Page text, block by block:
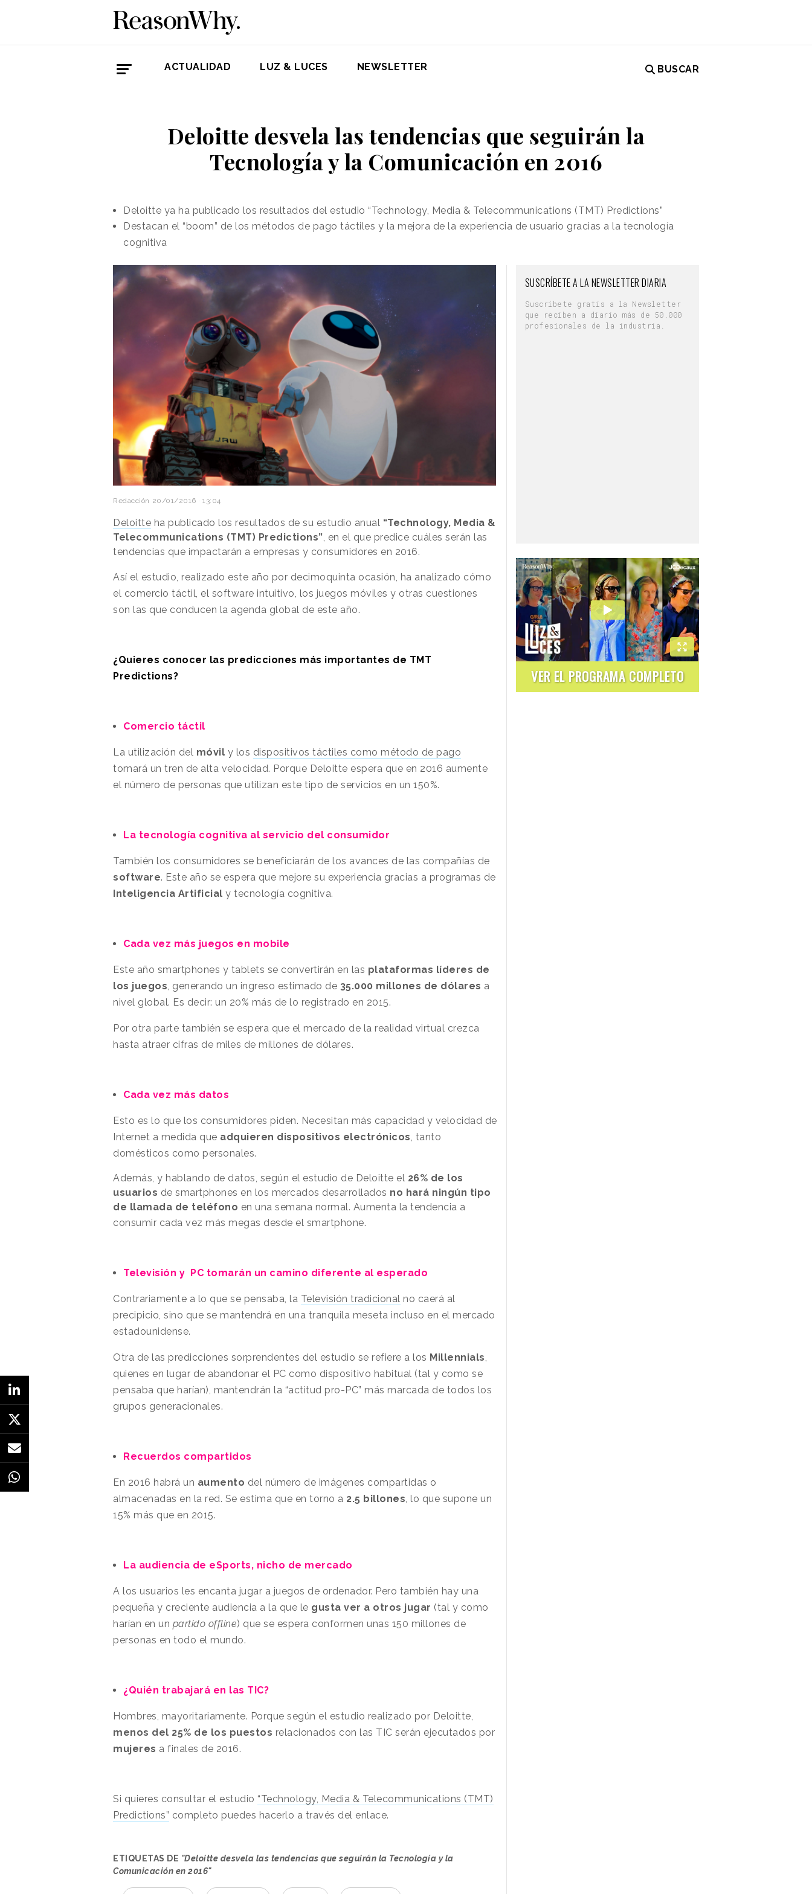
ACTUALIDAD LUZ & LUCES NEWSLETTER BUSCAR
Deloitte desvela las tendencias que seguirán la
Tecnología y la Comunicación en 2016
Deloitte ya ha publicado los resultados del estudio “Technology, Media & Telecommunications (TMT) Predictions”
Destacan el “boom” de los métodos de pago táctiles y la mejora de la experiencia de usuario gracias a la tecnología
cognitiva
Redacción 20/01/2016 · 13:04
Deloitte ha publicado los resultados de su estudio anual “Technology, Media &
Telecommunications (TMT) Predictions” , en el que predice cuáles serán las
tendencias que impactarán a empresas y consumidores en 2016.
Así el estudio, realizado este año por decimoquinta ocasión, ha analizado cómo
el comercio táctil, el software intuitivo, los juegos móviles y otras cuestiones
son las que conducen la agenda global de este año.
¿Quieres conocer las predicciones más importantes de TMT
Predictions?
Comercio táctil
La utilización del móvil y los dispositivos táctiles como método de pago
tomará un tren de alta velocidad. Porque Deloitte espera que en 2016 aumente
el número de personas que utilizan este tipo de servicios en un 150%.
La tecnología cognitiva al servicio del consumidor
También los consumidores se beneficiarán de los avances de las compañías de
software. Este año se espera que mejore su experiencia gracias a programas de
Inteligencia Artificial y tecnología cognitiva.
Cada vez más juegos en mobile
Este año smartphones y tablets se convertirán en las plataformas líderes de
los juegos , generando un ingreso estimado de 35.000 millones de dólares a
nivel global. Es decir: un 20% más de lo registrado en 2015.
Por otra parte también se espera que el mercado de la realidad virtual crezca
hasta atraer cifras de miles de millones de dólares.
Cada vez más datos
Esto es lo que los consumidores piden. Necesitan más capacidad y velocidad de
Internet a medida que adquieren dispositivos electrónicos , tanto
domésticos como personales.
Además, y hablando de datos, según el estudio de Deloitte el 26% de los
usuarios de smartphones en los mercados desarrollados no hará ningún tipo
de llamada de teléfono en una semana normal. Aumenta la tendencia a
consumir cada vez más megas desde el smartphone.
Televisión y PC tomarán un camino diferente al esperado
Contrariamente a lo que se pensaba, la Televisión tradicional no caerá al
precipicio, sino que se mantendrá en una tranquila meseta incluso en el mercado
estadounidense.
Otra de las predicciones sorprendentes del estudio se refiere a los Millennials
quienes en lugar de abandonar el PC como dispositivo habitual (tal y como se
pensaba que harían), mantendrán la “actitud pro-PC” más marcada de todos los
grupos generacionales.
Recuerdos compartidos
En 2016 habrá un aumento del número de imágenes compartidas o
almacenadas en la red. Se estima que en torno a 2.5 billones , lo que supone un
15% más que en 2015.
La audiencia de eSports, nicho de mercado
A los usuarios les encanta jugar a juegos de ordenador. Pero también hay una
pequeña y creciente audiencia a la que le gusta ver a otros jugar (tal y como
harían en un partido offline) que se espera conformen unas 150 millones de
personas en todo el mundo.
¿Quién trabajará en las TIC?
Hombres, mayoritariamente. Porque según el estudio realizado por Deloitte,
menos del 25% de los puestos relacionados con las TIC serán ejecutados por
mujeres a finales de 2016.
Si quieres consultar el estudio “Technology, Media & Telecommunications (TMT)
Predictions” completo puedes hacerlo a través del enlace.
ETIQUETAS DE "Deloitte desvela las tendencias que seguirán la Tecnología y la
Comunicación en 2016"
SUSCRÍBETE A LA NEWSLETTER DIARIA
Suscríbete gratis a la Newsletter
que reciben a diario más de 50.000
profesionales de la industria.
VER EL PROGRAMA COMPLETO